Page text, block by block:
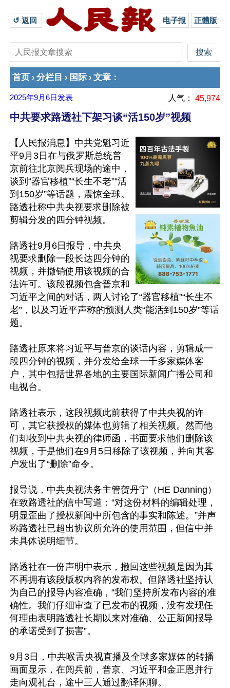
↺ 返回 电子报 正體版
首页 › 分栏目 › 国际 › 文章 ：
2025年9月6日 发表 人气： 45,974
中共要求路透社下架习谈“活150岁”视频
【人民报消息】中共党魁习近
平9月3日在与俄罗斯总统普
京前往北京阅兵现场的途中，
谈到“器官移植”“长生不老”“活
到150岁”等话题，震惊全球。
路透社称中共央视要求删除被
剪辑分发的四分钟视频。
路透社9月6日报导，中共央
视要求删除一段长达四分钟的
视频，并撤销使用该视频的合
法许可。该段视频包含普京和
习近平之间的对话，两人讨论了“器官移植”“长生不
老”，以及习近平声称的预测人类“能活到150岁”等话
题。
路透社原来将习近平与普京的谈话内容，剪辑成一
段四分钟的视频，并分发给全球一千多家媒体客
户，其中包括世界各地的主要国际新闻广播公司和
电视台。
路透社表示，这段视频此前获得了中共央视的许
可，其它获授权的媒体也剪辑了相关视频。然而他
们却收到中共央视的律师函，书面要求他们删除该
视频，于是他们在9月5日移除了该视频，并向其客
户发出了“删除”命令。
报导说，中共央视法务主管贺丹宁（HE Danning）
在致路透社的信中写道：“对这份材料的编辑处理，
明显歪曲了授权新闻中所包含的事实和陈述。”并声
称路透社已超出协议所允许的使用范围，但信中并
未具体说明细节。
路透社在一份声明中表示，撤回这些视频是因为其
不再拥有该段版权内容的发布权。但路透社坚持认
为自己的报导内容准确，“我们坚持所发布内容的准
确性。我们仔细审查了已发布的视频，没有发现任
何理由表明路透社长期以来对准确、公正新闻报导
的承诺受到了损害”。
9月3日，中共喉舌央视直播及全球多家媒体的转播
画面显示，在阅兵前，普京、习近平和金正恩并行
走向观礼台，途中三人通过翻译闲聊。